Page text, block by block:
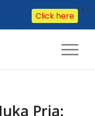
Pria:
Click here X